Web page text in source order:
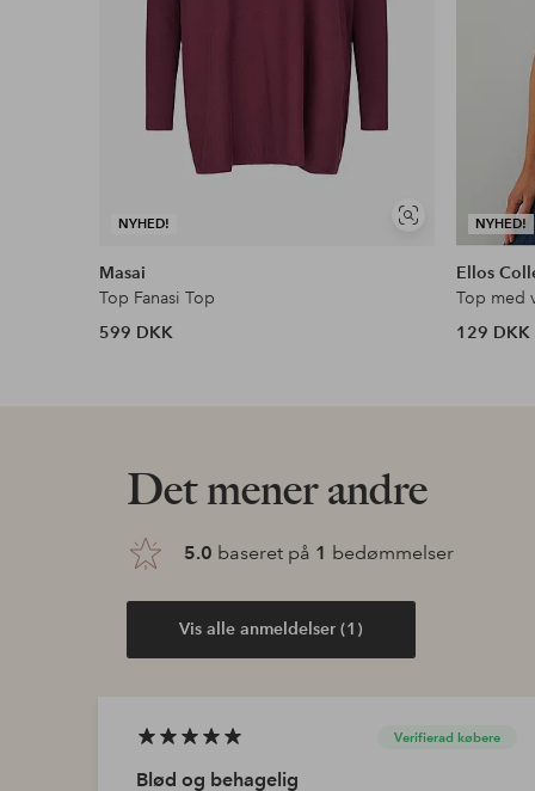
NYHED!
Se
lignende
Masai
Top Fanasi Top
599 DKK
NYHED!
Ellos
Top med
129 DKK
Det mener andre
5.0 baseret på 1 bedømmelser
Vis alle anmeldelser (1)
Verifierad købere
Blød og behagelig